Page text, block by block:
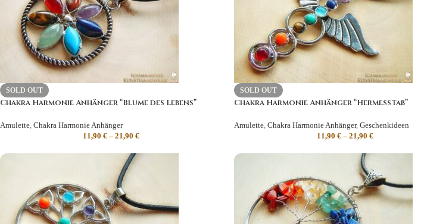
SOLD OUT
Chakra Harmonie Anhänger “Blume des Lebens”
Amulette, Chakra Harmonie Anhänger
11,90€ –21,90€
SOLD OUT
Chakra Harmonie Anhänger “Hermesstab”
Amulette, Chakra Harmonie Anhänger, Geschenkideen
11,90€ –21,90€